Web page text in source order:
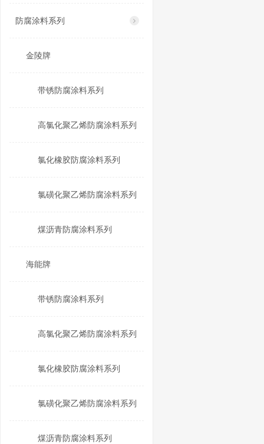
防腐涂料系列
金陵牌
带锈防腐涂料系列
高氯化聚乙烯防腐涂料系列
氯化橡胶防腐涂料系列
氯磺化聚乙烯防腐涂料系列
煤沥青防腐涂料系列
海能牌
带锈防腐涂料系列
高氯化聚乙烯防腐涂料系列
氯化橡胶防腐涂料系列
氯磺化聚乙烯防腐涂料系列
煤沥青防腐涂料系列